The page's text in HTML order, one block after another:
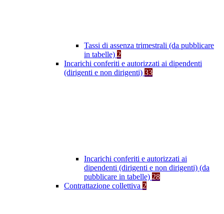
Tassi di assenza trimestrali (da pubblicare
in tabelle) 2
Incarichi conferiti e autorizzati ai dipendenti
(dirigenti e non dirigenti) 33
Incarichi conferiti e autorizzati ai
dipendenti (dirigenti e non dirigenti) (da
pubblicare in tabelle) 28
Contrattazione collettiva 2